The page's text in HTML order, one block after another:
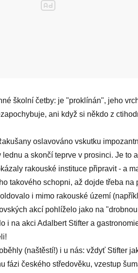
školní četby: je "proklínán", jeho
ani když si někdo z
oslavováno vskutku
a skončí teprve v prosinci. Je to
rakouské instituce připravit - a
takového schopni, až dojde třeba na
i mimo rakouské území
akcí pohlíželo jako na
i na akci Adalbert Stifter a
(naštěstí!) i u nás: vždyť Stifter
fázi českého středověku, vzestup